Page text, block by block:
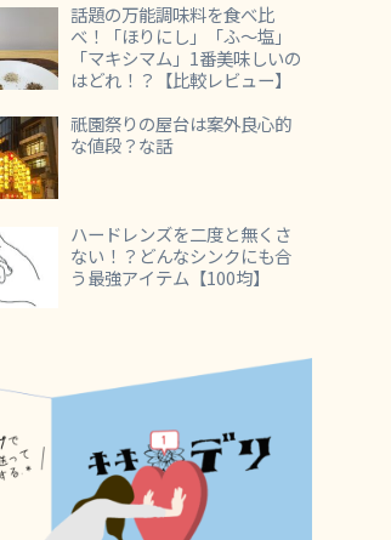
話題の万能調味料を食べ比
べ！「ほりにし」「ふ～塩」
「マキシマム」1番美味しいの
はどれ！？【比較レビュー】
祇園祭りの屋台は案外良心的
な値段？な話
ハードレンズを二度と無くさ
ない！？どんなシンクにも合
う最強アイテム【100均】